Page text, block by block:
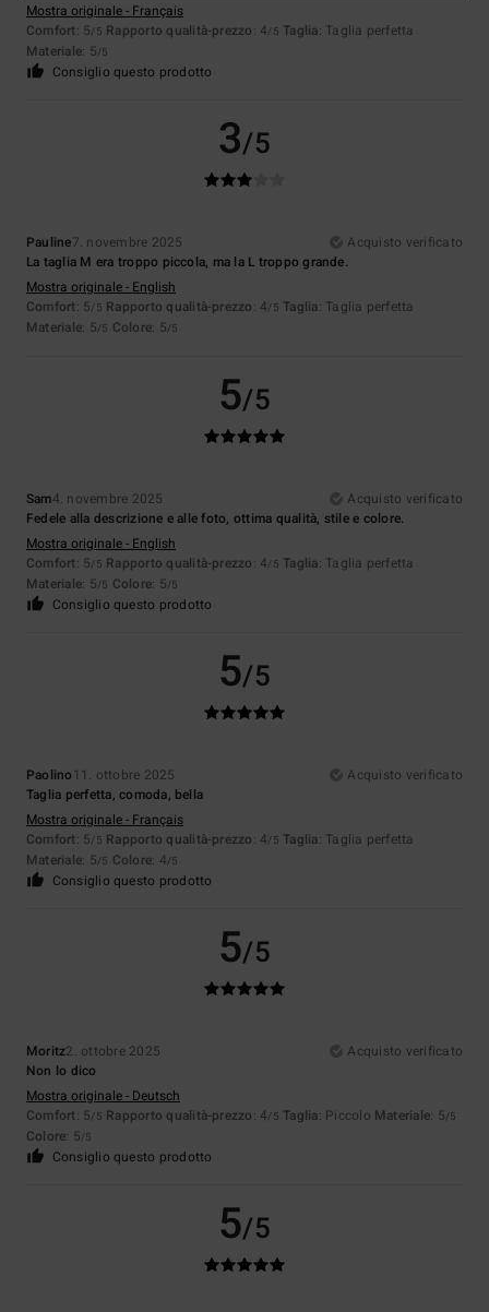
Mostra originale - Français
Comfort: 5/5 Rapporto qualità-prezzo: 4/5 Taglia: Taglia perfetta
Materiale: 5/5
Consiglio questo prodotto
3/5
Pauline7. novembre 2025
Acquisto verificato
La taglia M era troppo piccola, ma la L troppo grande.
Mostra originale - English
Comfort: 5/5 Rapporto qualità-prezzo: 4/5 Taglia: Taglia perfetta
Materiale: 5/5 Colore: 5/5
5/5
Sam4. novembre 2025
Acquisto verificato
Fedele alla descrizione e alle foto, ottima qualità, stile e colore.
Mostra originale - English
Comfort: 5/5 Rapporto qualità-prezzo: 4/5 Taglia: Taglia perfetta
Materiale: 5/5 Colore: 5/5
Consiglio questo prodotto
5/5
Paolino 11. ottobre 2025
Acquisto verificato
Taglia perfetta, comoda, bella
Mostra originale - Français
Comfort: 5/5 Rapporto qualità-prezzo: 4/5 Taglia: Taglia perfetta
Materiale: 5/5 Colore: 4/5
Consiglio questo prodotto
5/5
Moritz2. ottobre 2025
Acquisto verificato
Non lo dico
Mostra originale - Deutsch
Comfort: 5/5 Rapporto qualità-prezzo: 4/5 Taglia: Piccolo Materiale: 5/5
Colore: 5/5
Consiglio questo prodotto
5/5